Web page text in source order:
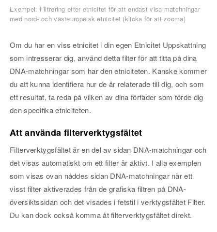
Exempel: Filtrering efter etnicitet för att endast visa matchningar
med nord- och västeuropeisk etnicitet (klicka för att zooma)
Om du har en viss etnicitet i din egen Etnicitet Uppskattning
som intresserar dig, använd detta filter för att titta på dina
DNA-matchningar som har den etniciteten. Kanske kommer
du att kunna identifiera hur de är relaterade till dig, och som
ett resultat, ta reda på vilken av dina förfäder som förde dig
den specifika etniciteten.
Att använda filterverktygsfältet
Filterverktygsfältet är en del av sidan DNA-matchningar och
det visas automatiskt om ett filter är aktivt. I alla exemplen
som visas ovan nåddes sidan DNA-matchningar när ett
visst filter aktiverades från de grafiska filtren på DNA-
översiktssidan och det visades i fetstil i verktygsfältet Filter.
Du kan dock också komma åt filterverktygsfältet direkt.